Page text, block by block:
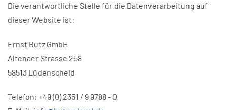
Die verantwortliche Stelle für die Datenverarbeitung auf
dieser Website ist:
Ernst Butz GmbH
Altenaer Strasse 258
58513 Lüdenscheid
Telefon: +49 (0) 2351 / 9 9788 - 0